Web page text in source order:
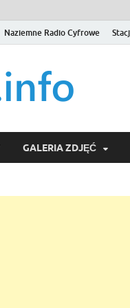
Naziemne Radio Cyfrowe
GALERIA ZDJĘĆ